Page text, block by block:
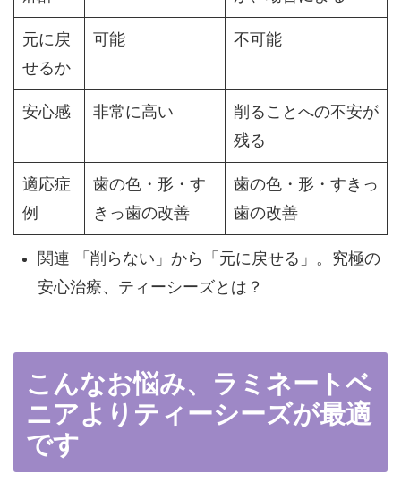
元に戻
せるか
可能 不可能
安心感 非常に高い
削ることへの不安が
残る
適応症
例
歯の色・形・す
きっ歯の改善
歯の色・形・すきっ
歯の改善
関連
「削らない」から「元に戻せる」。究極の
安心治療、ティーシーズとは？
こんなお悩み、ラミネートベ
ニアよりティーシーズが最適
です